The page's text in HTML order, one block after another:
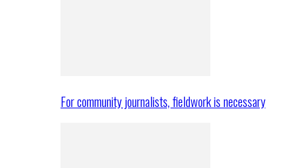
For community journalists, fieldwork is necessary